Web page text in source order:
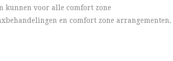
kunnen voor alle comfort zone
en comfort zone arrangementen.